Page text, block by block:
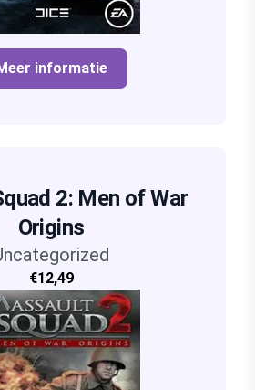
informatie
2: Men of War
Origins
€12,49